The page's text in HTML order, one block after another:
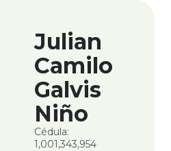
Julian
Camilo
Galvis
Niño
Cédula:
1,001,343,954